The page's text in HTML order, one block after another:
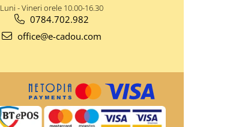
Luni - Vineri orele 10.00-16.30
0784.702.982
office@e-cadou.com